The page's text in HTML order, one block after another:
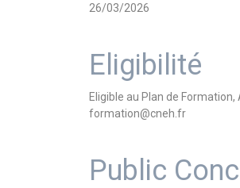
26/03/2026
Eligibilité
Eligible au Plan de
formation@cneh.fr
Public